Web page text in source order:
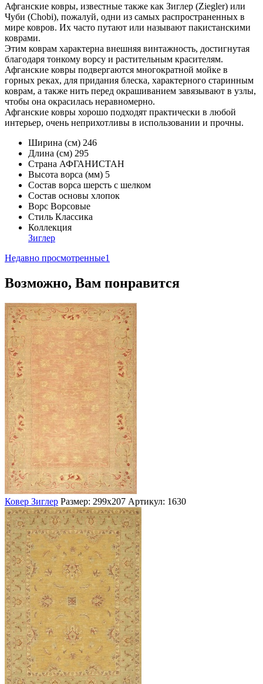
Афганские ковры, известные также как Зиглер (Ziegler) или
Чуби (Chobi), пожалуй, одни из самых распространенных в
мире ковров. Их часто путают или называют пакистанскими
коврами.
Этим коврам характерна внешняя винтажность, достигнутая
благодаря тонкому ворсу и растительным красителям.
Афганские ковры подвергаются многократной мойке в
горных реках, для придания блеска, характерного старинным
коврам, а также нить перед окрашиванием завязывают в узлы,
чтобы она окрасилась неравномерно.
Афганские ковры хорошо подходят практически в любой
интерьер, очень неприхотливы в использовании и прочны.
Ширина (см) 246
Длина (см) 295
Страна АФГАНИСТАН
Высота ворса (мм) 5
Состав ворса шерсть с шелком
Состав основы хлопок
Ворс Ворсовые
Стиль Классика
Коллекция
Зиглер
Недавно просмотренные1
Возможно, Вам понравится
Ковер Зиглер Размер: 299х207 Артикул: 1630